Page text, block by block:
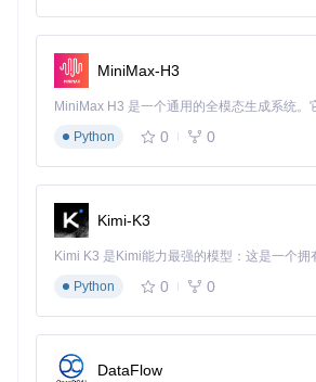
实现模块间的版本兼容性检查
隔离不同命名空间的符号冲突
这一机制在GKI架构中尤为重要，它允许
专用模块安全协作。
为何会出现编译失败？
KernelSU近期版本移除了对非GKI内核的
旧内核中不存在MODULE_IMPORT_NS宏
类型声明要求更严格的现代编译器拒绝
MiniMax-H3
Python
0 0
Kimi-K3
Python
0 0
DataFlow